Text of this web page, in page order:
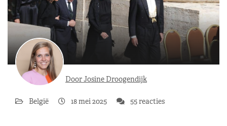
Door Josine Droogendijk
België 18 mei 2025 55 reacties